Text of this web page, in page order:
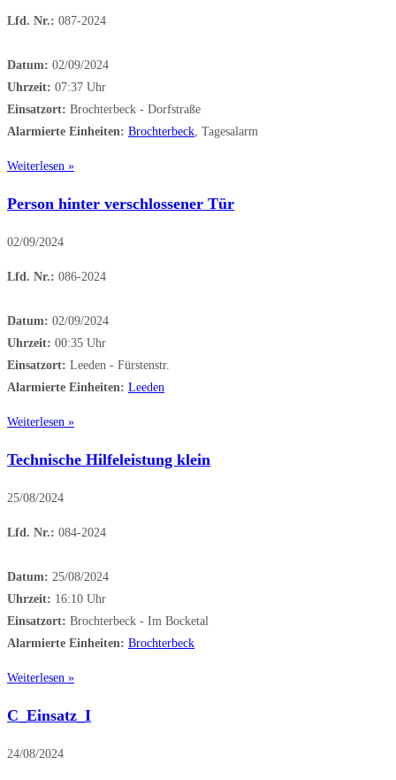
Lfd. Nr.: 087-2024
Datum: 02/09/2024
Uhrzeit: 07:37 Uhr
Einsatzort: Brochterbeck - Dorfstraße
Alarmierte Einheiten: Brochterbeck, Tagesalarm
Weiterlesen »
Person hinter verschlossener Tür
02/09/2024
Lfd. Nr.: 086-2024
Datum: 02/09/2024
Uhrzeit: 00:35 Uhr
Einsatzort: Leeden - Fürstenstr.
Alarmierte Einheiten: Leeden
Weiterlesen »
Technische Hilfeleistung klein
25/08/2024
Lfd. Nr.: 084-2024
Datum: 25/08/2024
Uhrzeit: 16:10 Uhr
Einsatzort: Brochterbeck - Im Bocketal
Alarmierte Einheiten: Brochterbeck
Weiterlesen »
C_Einsatz_I
24/08/2024